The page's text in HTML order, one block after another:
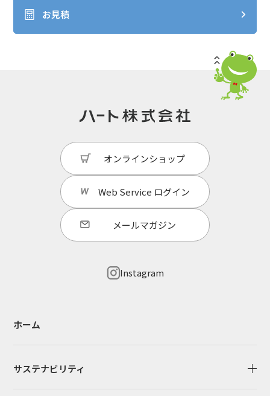
お見積
オンラインショップ
Web Service ログイン
メールマガジン
Instagram
ホーム
サステナビリティ